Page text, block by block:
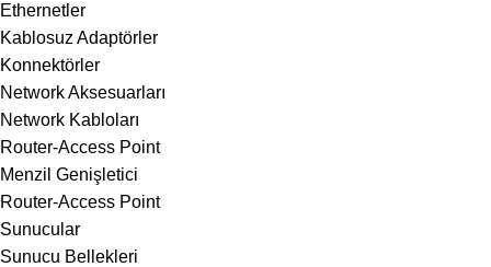
Ethernetler
Kablosuz Adaptörler
Konnektörler
Network Aksesuarları
Network Kabloları
Router-Access Point
Menzil Genişletici
Router-Access Point
Sunucular
Sunucu Bellekleri